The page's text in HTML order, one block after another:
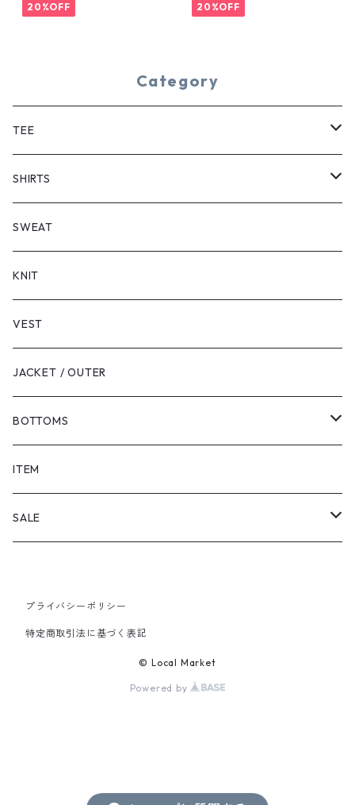
20%OFF 20%OFF
Category
TEE
SHORT SLEEVE
LONG SLEEVE
SHIRTS
SHORT SLEEVE
LONG SLEEVE
SWEAT
KNIT
VEST
JACKET / OUTER
BOTTOMS
SHORTS
PANTS
ITEM
SALE
PANTS
プライバシーポリシー
特定商取引法に基づく表記
© Local Market
Powered by